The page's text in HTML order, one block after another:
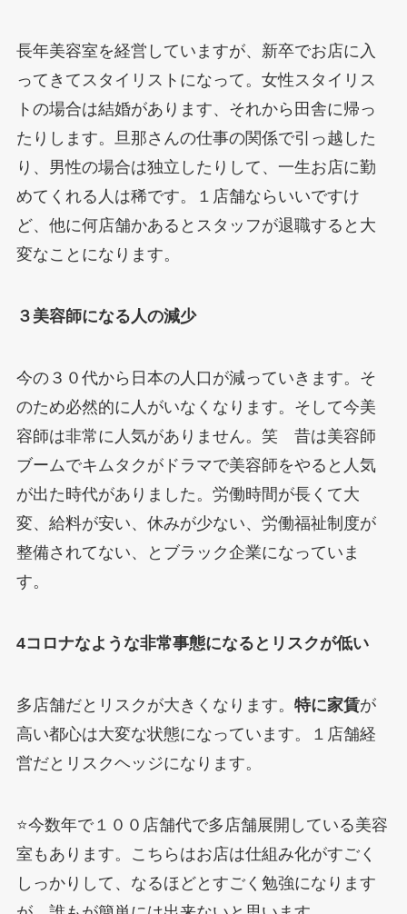
長年美容室を経営していますが、新卒でお店に入
ってきてスタイリストになって。女性スタイリス
トの場合は結婚があります、それから田舎に帰っ
たりします。旦那さんの仕事の関係で引っ越した
り、男性の場合は独立したりして、一生お店に勤
めてくれる人は稀です。１店舗ならいいですけ
ど、他に何店舗かあるとスタッフが退職すると大
変なことになります。
３美容師になる人の減少
今の３０代から日本の人口が減っていきます。そ
のため必然的に人がいなくなります。そして今美
容師は非常に人気がありません。笑 昔は美容師
ブームでキムタクがドラマで美容師をやると人気
が出た時代がありました。労働時間が長くて大
変、給料が安い、休みが少ない、労働福祉制度が
整備されてない、とブラック企業になっていま
す。
4コロナなような非常事態になるとリスクが低い
多店舗だとリスクが大きくなります。 特に家賃が
高い都心は大変な状態になっています。１店舗経
営だとリスクヘッジになります。
⭐️今数年で１００店舗代で多店舗展開している美容
室もあります。こちらはお店は仕組み化がすごく
しっかりして、なるほどとすごく勉強になります